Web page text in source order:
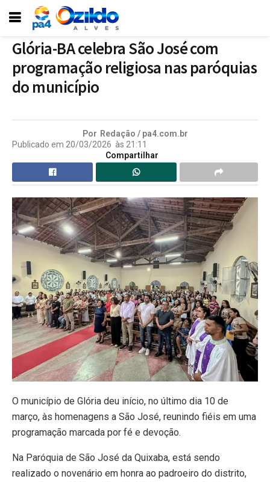
Glória-BA celebra São José com
programação religiosa nas paróquias
do município
Por Redação / pa4.com.br
Publicado em 20/03/2026 às 21:11
Compartilhar
O município de Glória deu início, no último dia 10 de
março, às homenagens a São José, reunindo fiéis em uma
programação marcada por fé e devoção.
Na Paróquia de São José da Quixaba, está sendo
realizado o novenário em honra ao padroeiro do distrito,